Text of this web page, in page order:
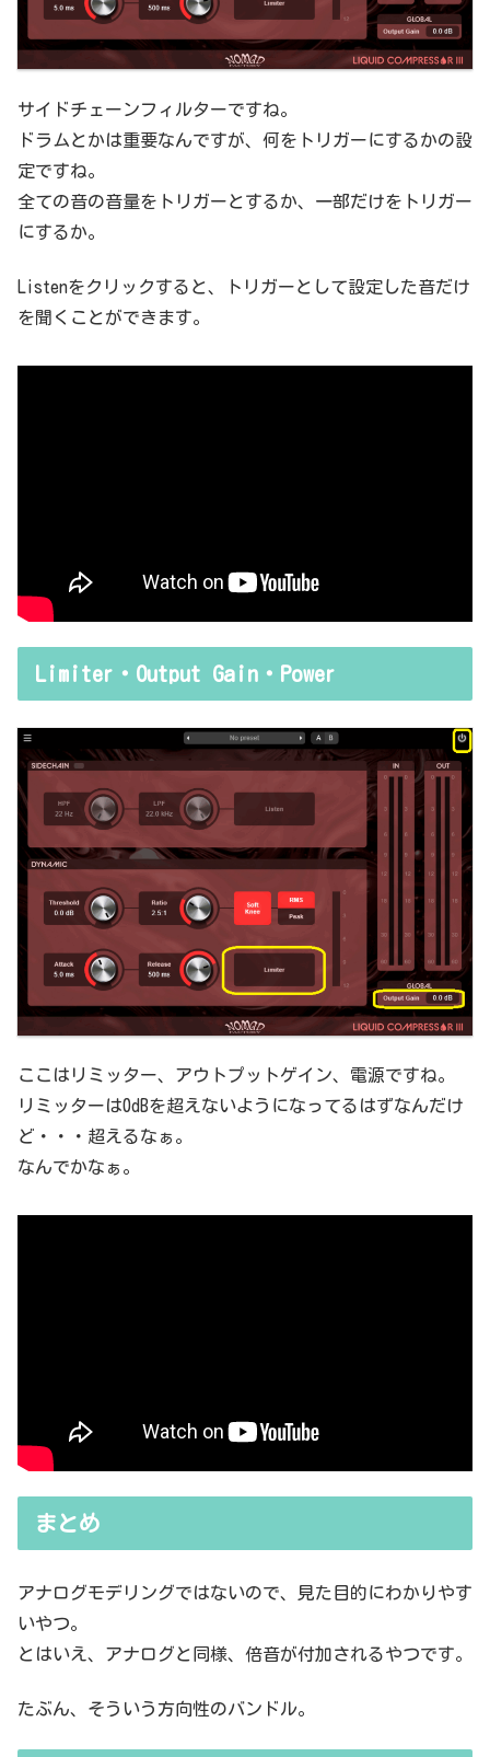
サイドチェーンフィルターですね。
ドラムとかは重要なんですが、何をトリガーにするかの設
定ですね。
全ての音の音量をトリガーとするか、一部だけをトリガー
にするか。
Listenをクリックすると、トリガーとして設定した音だけ
を聞くことができます。
Limiter・Output Gain・Power
ここはリミッター、アウトプットゲイン、電源ですね。
リミッターは0dBを超えないようになってるはずなんだけ
ど・・・超えるなぁ。
なんでかなぁ。
まとめ
アナログモデリングではないので、見た目的にわかりやす
いやつ。
とはいえ、アナログと同様、倍音が付加されるやつです。
たぶん、そういう方向性のバンドル。